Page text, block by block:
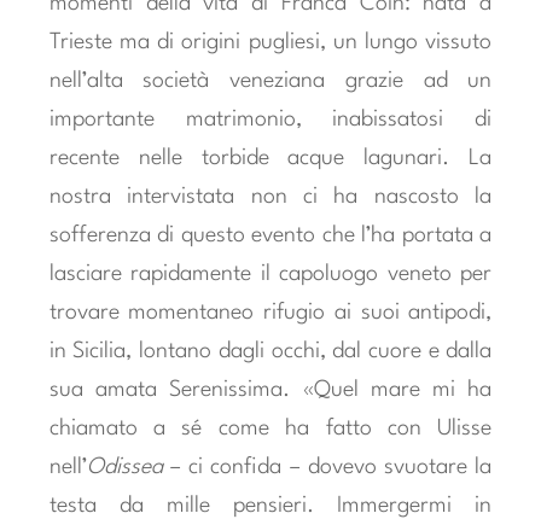
Trieste ma di origini pugliesi, un lungo vissuto
nell’alta società veneziana grazie ad un
importante matrimonio, inabissatosi di
recente nelle torbide acque lagunari. La
nostra intervistata non ci ha nascosto la
sofferenza di questo evento che l’ha portata a
lasciare rapidamente il capoluogo veneto per
trovare momentaneo rifugio ai suoi antipodi,
in Sicilia, lontano dagli occhi, dal cuore e dalla
sua amata Serenissima. «Quel mare mi ha
chiamato a sé come ha fatto con Ulisse
nell’Odissea– ci confida – dovevo svuotare la
testa da mille pensieri. Immergermi in